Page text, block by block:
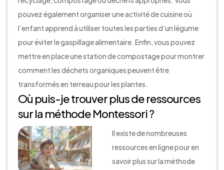
pouvez également organiser une activité de cuisine où
l’enfant apprend à utiliser toutes les parties d’un légume
pour éviter le gaspillage alimentaire. Enfin, vous pouvez
mettre en place une station de compostage pour montrer
comment les déchets organiques peuvent être
transformés en terreau pour les plantes.
Où puis-je trouver plus de ressources
sur la méthode Montessori ?
Il existe de nombreuses
ressources en ligne pour en
savoir plus sur la méthode